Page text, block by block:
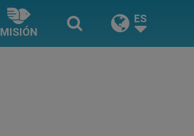
MISIÓN
ES